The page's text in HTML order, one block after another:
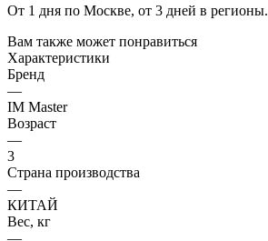
От 1 дня по Москве, от 3 дней в регионы.
Вам также может понравиться
Характеристики
Бренд
—
IM Master
Возраст
—
3
Страна производства
—
КИТАЙ
Вес, кг
—